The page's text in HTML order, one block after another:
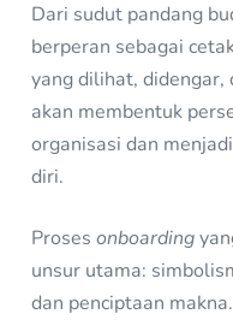
Dari sudut pandang
berperan sebagai
yang dilihat, didengar,
akan membentuk
organisasi dan
diri.
Prosesonboarding
unsur utama:
dan penciptaan makna.